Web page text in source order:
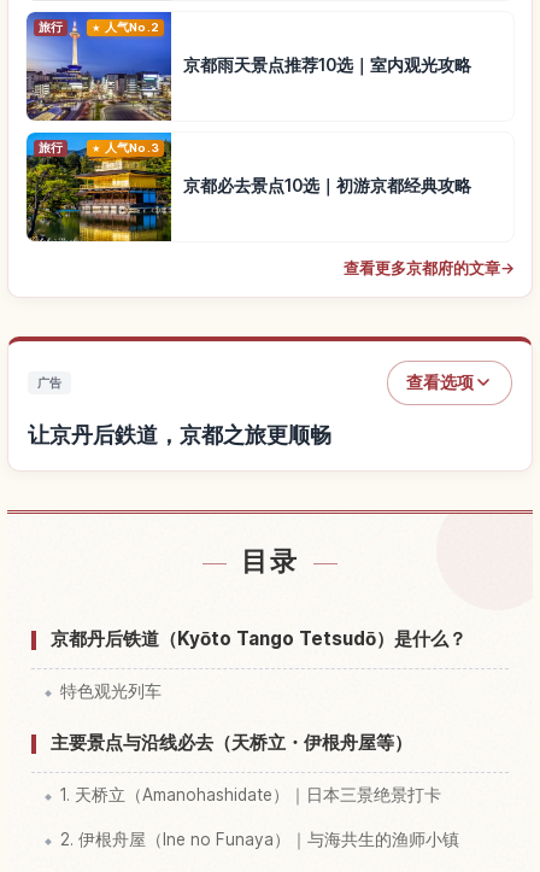
旅行 人气No.2
京都雨天景点推荐10选｜室内观光攻略
旅行 人气No.3
京都必去景点10选｜初游京都经典攻略
查看更多京都府的文章→
广告 查看选项
让京丹后鉄道，京都之旅更顺畅
目录
京都丹后铁道（Kyōto Tango Tetsudō）是什么？
特色观光列车
主要景点与沿线必去（天桥立・伊根舟屋等）
1. 天桥立（Amanohashidate）｜日本三景绝景打卡
2. 伊根舟屋（Ine no Funaya）｜与海共生的渔师小镇